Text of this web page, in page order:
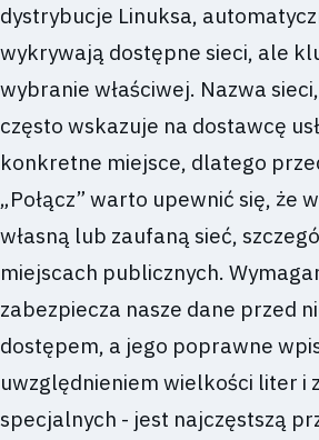
dystrybucje Linuksa,
wykrywają dostępne sieci, ale
wybranie właściwej. Nazwa
często wskazuje na dostawcę
konkretne miejsce, dlatego
„Połącz” warto upewnić się, że
własną lub zaufaną sieć,
miejscach publicznych.
zabezpiecza nasze dane przed
dostępem, a jego poprawne
uwzględnieniem wielkości liter i
specjalnych - jest najczęstszą